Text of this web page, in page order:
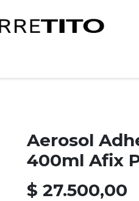
Aerosol
400ml Afix
$ 27.500,00